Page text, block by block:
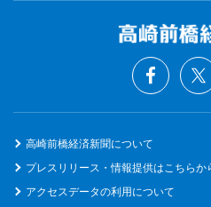
高崎前橋経済新聞について
プレスリリース・情報提供はこちらか
アクセスデータの利用について